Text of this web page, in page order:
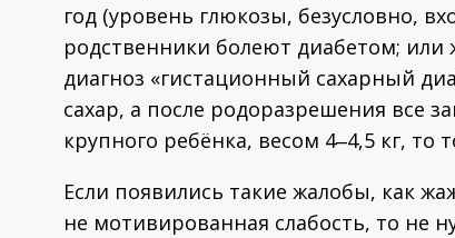
год (уровень глюкозы, безусловно,
родственники болеют диабетом;
диагноз «гистационный сахарный
сахар, а после родоразрешения все
крупного ребёнка, весом 4‒4,5 кг,
Если появились такие жалобы, как
не мотивированная слабость, то не